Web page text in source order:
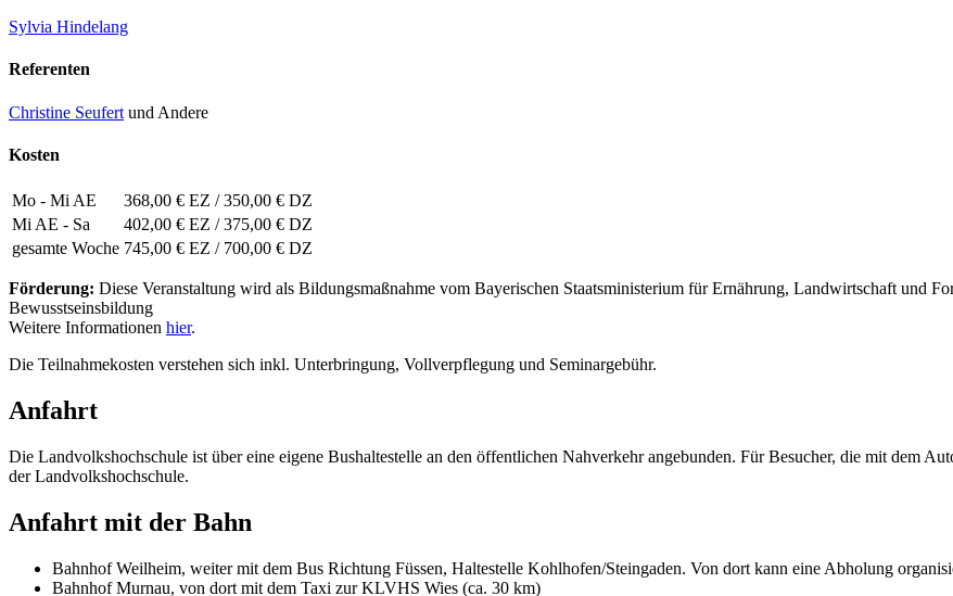
Sylvia Hindelang
Referenten
Christine Seufert und Andere
Kosten
Mo - Mi AE 368,00 € EZ / 350,00 € DZ
Mi AE - Sa
402,00 € EZ / 375,00 € DZ
gesamte Woche 745,00 € EZ / 700,00 € DZ
Förderung: Diese Veranstaltung wird als Bildungsmaßnahme vom Bayerischen Staatsministerium für Ernährung, Landwirtschaft und
Bewusstseinsbildung
Weitere Informationen hier.
Die Teilnahmekosten verstehen sich inkl. Unterbringung, Vollverpflegung und Seminargebühr.
Anfahrt
Die Landvolkshochschule ist über eine eigene Bushaltestelle an den öffentlichen Nahverkehr angebunden. Für Besucher, die mit dem
der Landvolkshochschule.
Anfahrt mit der Bahn
Bahnhof Weilheim, weiter mit dem Bus Richtung Füssen, Haltestelle Kohlhofen/Steingaden. Von dort kann eine Abholung
Bahnhof Murnau, von dort mit dem Taxi zur KLVHS Wies (ca. 30 km)